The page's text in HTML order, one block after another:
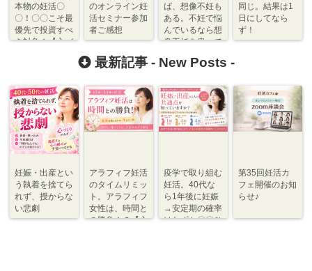
本物の妊活〇
〇！〇〇こそ最
優先で投資すべ
き対象！【心づ
のオンライン妊
活セミナー参加
者ご感想
ば、想像不妊も
ある。不妊で悩
んでいるなら想
像不妊を患って
り】
同じ。結果は1
日にしてなら
ず！
最新記事 - New Posts -
妊娠・出産とい
う執着を捨てら
れず、授からな
い悲劇
アラフィフ妊活
のタイムリミッ
ト。アラフィフ
女性は、時間と
の勝負！？【心
疫学で取り組む
妊活。40代な
ら1年後に妊娠
→安定期の確率
はわずか〇〇％
第35回妊活カ
フェ開催のお知
らせ♪